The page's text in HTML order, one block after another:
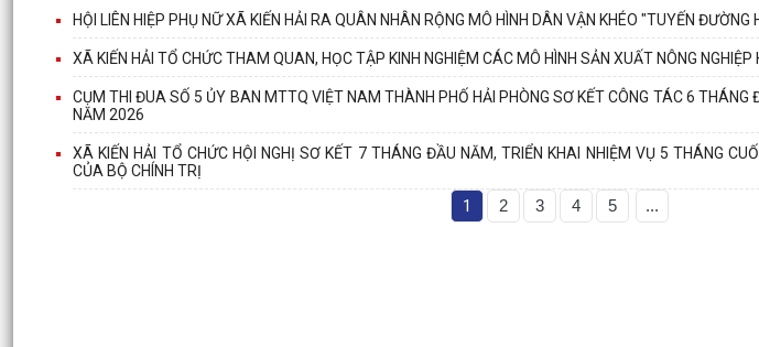
HỘI LIÊN HIỆP PHỤ NỮ XÃ KIẾN HẢI RA QUÂN NHÂN RỘNG MÔ HÌNH DÂN VẬN KHÉO "TUYẾN ĐƯỜNG
XÃ KIẾN HẢI TỔ CHỨC THAM QUAN, HỌC TẬP KINH NGHIỆM CÁC MÔ HÌNH SẢN XUẤT NÔNG
CỤM THI ĐUA SỐ 5 ỦY BAN MTTQ VIỆT NAM THÀNH PHỐ HẢI PHÒNG SƠ KẾT CÔNG TÁC 6 THÁNG
NĂM 2026
XÃ KIẾN HẢI TỔ CHỨC HỘI NGHỊ SƠ KẾT 7 THÁNG ĐẦU NĂM, TRIỂN KHAI NHIỆM VỤ 5 THÁNG
CỦA BỘ CHÍNH TRỊ
1 2 3 4 5 ...